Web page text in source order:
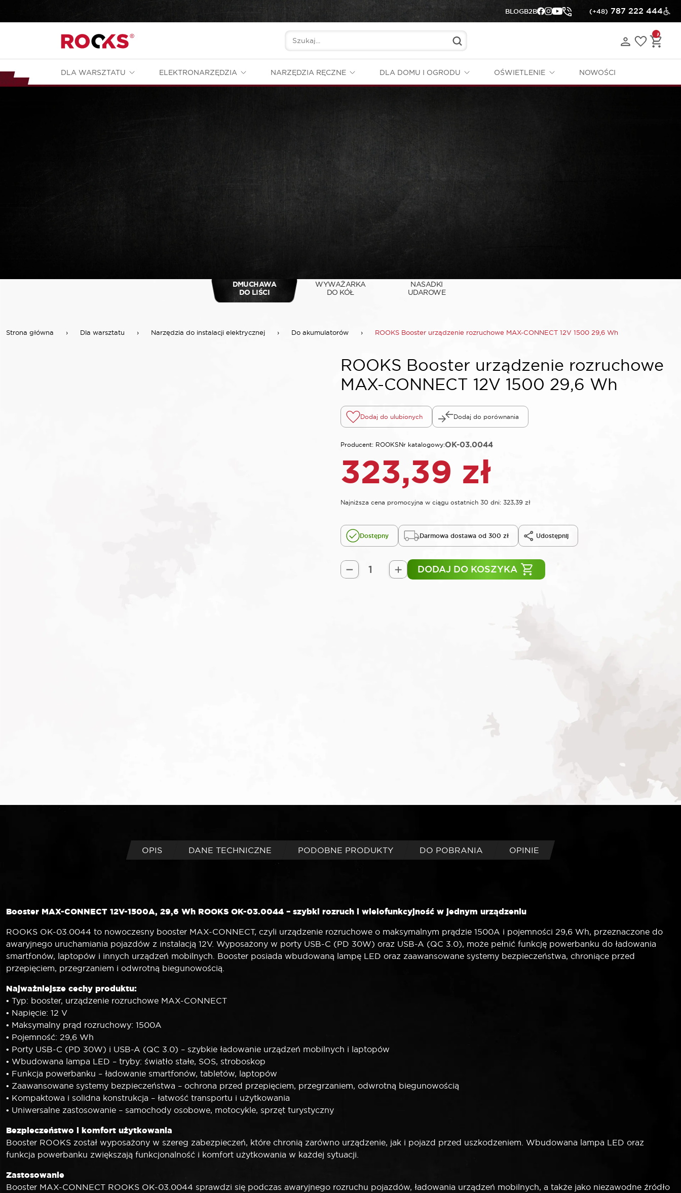
BLOGB2B (+48) 787 222 444
DLA WARSZTATU ELEKTRONARZĘDZIA NARZĘDZIA RĘCZNE DLA DOMU I OGRODU OŚWIETLENIE NOWOŚCI
DMUCHAWA
DO LIŚCI
WYWAŻARKA
DO KÓŁ
NASADKI
UDAROWE
Strona główna › Dla warsztatu › Narzędzia do instalacji elektrycznej › Do akumulatorów › ROOKS Booster urządzenie rozruchowe MAX-CONNECT 12V 1500 29,6 Wh
ROOKS Booster urządzenie rozruchowe
MAX-CONNECT 12V 1500 29,6 Wh
Dodaj do ulubionych Dodaj do porównania
Producent: ROOKSNr katalogowy:OK-03.0044
323,39 zł
Najniższa cena promocyjna w ciągu ostatnich 30 dni: 323,39 zł
Dostępny Darmowa dostawa od 300 zł Udostępnij
ilość
DODAJ DO KOSZYKA
OPIS DANE TECHNICZNE PODOBNE PRODUKTY DO POBRANIA OPINIE
Booster MAX-CONNECT 12V-1500A, 29,6 Wh ROOKS OK-03.0044 – szybki rozruch i wielofunkcyjność w jednym urządzeniu
ROOKS OK-03.0044 to nowoczesny booster MAX-CONNECT, czyli urządzenie rozruchowe o maksymalnym prądzie 1500A i pojemności 29,6 Wh, przeznaczone do
awaryjnego uruchamiania pojazdów z instalacją 12V. Wyposażony w porty USB-C (PD 30W) oraz USB-A (QC 3.0), może pełnić funkcję powerbanku do ładowania
smartfonów, laptopów i innych urządzeń mobilnych. Booster posiada wbudowaną lampę LED oraz zaawansowane systemy bezpieczeństwa, chroniące przed
przepięciem, przegrzaniem i odwrotną biegunowością.
Najważniejsze cechy produktu:
• Typ: booster, urządzenie rozruchowe MAX-CONNECT
• Napięcie: 12 V
• Maksymalny prąd rozruchowy: 1500A
• Pojemność: 29,6 Wh
• Porty USB-C (PD 30W) i USB-A (QC 3.0) – szybkie ładowanie urządzeń mobilnych i laptopów
• Wbudowana lampa LED – tryby: światło stałe, SOS, stroboskop
• Funkcja powerbanku – ładowanie smartfonów, tabletów, laptopów
• Zaawansowane systemy bezpieczeństwa – ochrona przed przepięciem, przegrzaniem, odwrotną biegunowością
• Kompaktowa i solidna konstrukcja – łatwość transportu i użytkowania
• Uniwersalne zastosowanie – samochody osobowe, motocykle, sprzęt turystyczny
Bezpieczeństwo i komfort użytkowania
Booster ROOKS został wyposażony w szereg zabezpieczeń, które chronią zarówno urządzenie, jak i pojazd przed uszkodzeniem. Wbudowana lampa LED oraz
funkcja powerbanku zwiększają funkcjonalność i komfort użytkowania w każdej sytuacji.
Zastosowanie
Booster MAX-CONNECT ROOKS OK-03.0044 sprawdzi się podczas awaryjnego rozruchu pojazdów, ładowania urządzeń mobilnych, a także jako niezawodne źródło